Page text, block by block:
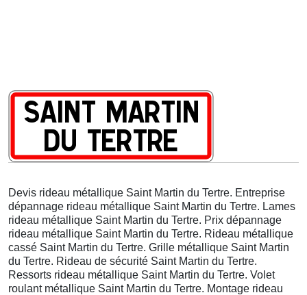
Devis rideau métallique Saint Martin du Tertre. Entreprise
dépannage rideau métallique Saint Martin du Tertre. Lames
rideau métallique Saint Martin du Tertre. Prix dépannage
rideau métallique Saint Martin du Tertre. Rideau métallique
cassé Saint Martin du Tertre. Grille métallique Saint Martin
du Tertre. Rideau de sécurité Saint Martin du Tertre.
Ressorts rideau métallique Saint Martin du Tertre. Volet
roulant métallique Saint Martin du Tertre. Montage rideau